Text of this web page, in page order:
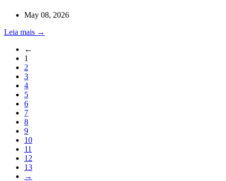
May 08, 2026
Leia mais →
←
1
2
3
4
5
6
7
8
9
10
11
12
13
→